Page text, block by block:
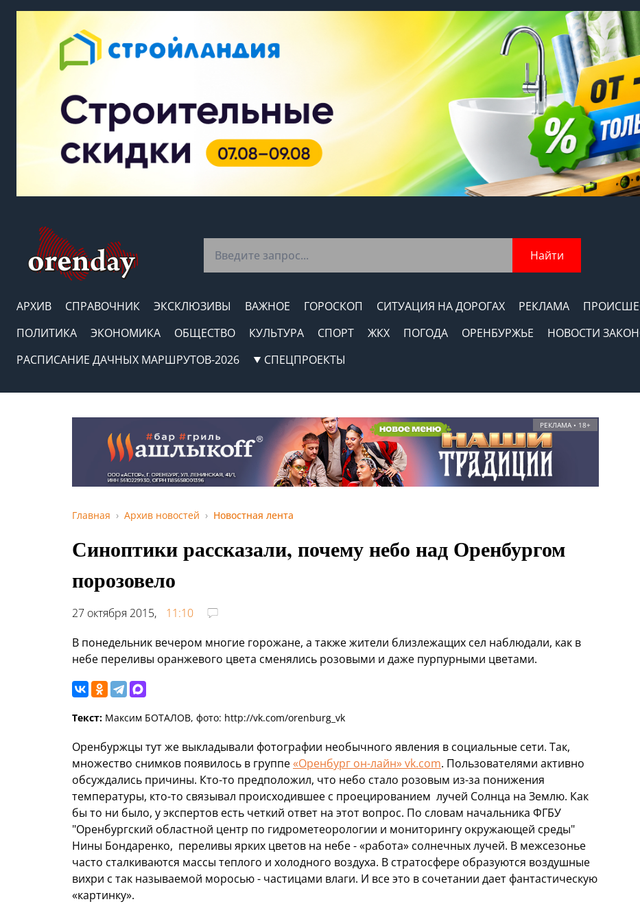
Найти
АРХИВ СПРАВОЧНИК ЭКСКЛЮЗИВЫ ВАЖНОЕ ГОРОСКОП СИТУАЦИЯ НА ДОРОГАХ РЕКЛАМА
ПОЛИТИКА
ЭКОНОМИКА ОБЩЕСТВО КУЛЬТУРА СПОРТ ЖКХ ПОГОДА ОРЕНБУРЖЬЕ
НОВОСТИ
РАСПИСАНИЕ ДАЧНЫХ МАРШРУТОВ-2026
СПЕЦПРОЕКТЫ
РЕКЛАМА • 18+
Главная Архив новостей Новостная лента
Синоптики рассказали, почему небо над Оренбургом
порозовело
27 октября 2015,
11:10
В понедельник вечером многие горожане, а также жители близлежащих сел наблюдали, как в
небе переливы оранжевого цвета сменялись розовыми и даже пурпурными цветами.
Текст: Максим БОТАЛОВ, фото: http://vk.com/orenburg_vk
Оренбуржцы тут же выкладывали фотографии необычного явления в социальные сети. Так,
множество снимков появилось в группе«Оренбург он-лайн» vk.com. Пользователями активно
обсуждались причины. Кто-то предположил, что небо стало розовым из-за понижения
температуры, кто-то связывал происходившее с проецированием лучей Солнца на Землю. Как
бы то ни было, у экспертов есть четкий ответ на этот вопрос. По словам начальника ФГБУ
"Оренбургский областной центр по гидрометеорологии и мониторингу окружающей среды"
Нины Бондаренко, переливы ярких цветов на небе - «работа» солнечных лучей. В межсезонье
часто сталкиваются массы теплого и холодного воздуха. В стратосфере образуются воздушные
вихри с так называемой моросью - частицами влаги. И все это в сочетании дает фантастическую
«картинку».